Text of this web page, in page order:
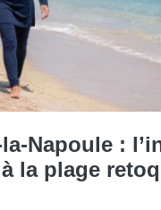
Napoule :
la plage